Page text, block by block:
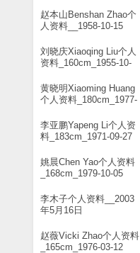
赵本山Benshan Zhao个
人资料__1958-10-15
刘晓庆Xiaoqing Liu个人
资料_160cm_1955-10-
黄晓明Xiaoming Huang
个人资料_180cm_1977-
李亚鹏Yapeng Li个人资
料_183cm_1971-09-27
姚晨Chen Yao个人资料
_168cm_1979-10-05
李木子个人资料__2003
年5月16日
赵薇Vicki Zhao个人资料
_165cm_1976-03-12